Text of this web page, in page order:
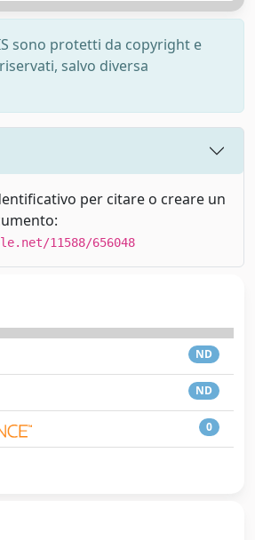
sono protetti da copyright e
salvo diversa
per citare o creare un
11588/656048
ND
ND
0